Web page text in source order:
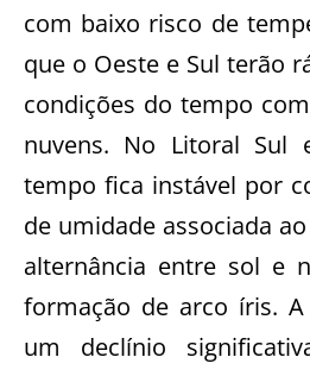
com baixo risco de
que o Oeste e Sul terão
condições do tempo
nuvens. No Litoral
tempo fica instável por
de umidade associada
alternância entre sol e
formação de arco íris.
um declínio